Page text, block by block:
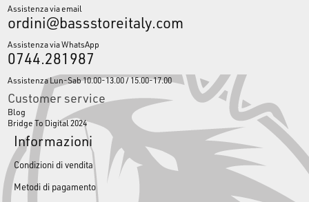
Assistenza via email
ordini@bassstoreitaly.com
Assistenza via WhatsApp
0744.281987
Assistenza Lun-Sab 10.00-13.00 / 15.00-17.00
Customer service
Blog
Bridge To Digital 2024
Informazioni
Condizioni di vendita
Metodi di pagamento